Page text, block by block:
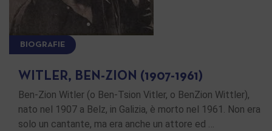
BIOGRAFIE
WITLER, BEN-ZION (1907-1961)
Ben-Zion Witler (o Ben-Tsion Vitler, o BenZion Wittler),
nato nel 1907 a Belz, in Galizia, è morto nel 1961. Non era
solo un cantante, ma era anche un attore ed …